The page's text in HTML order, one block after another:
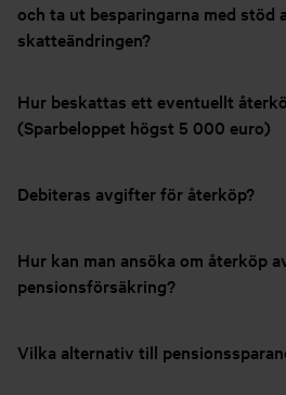
och ta ut besparingarna med stöd
skatteändringen?
Hur beskattas ett eventuellt
(Sparbeloppet högst 5 000 euro)
Debiteras avgifter för återköp?
Hur kan man ansöka om återköp
pensionsförsäkring?
Vilka alternativ till